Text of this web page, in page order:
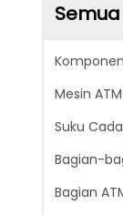
Mesin
Suku
Bagian-
Bagian